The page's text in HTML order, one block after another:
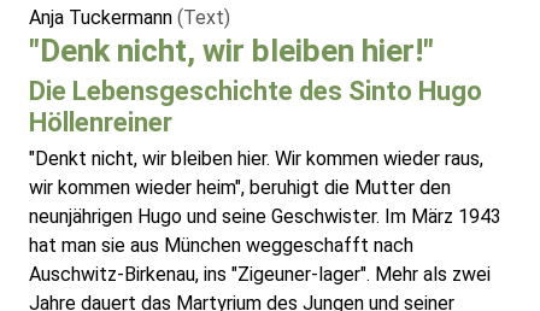
Anja Tuckermann (Text)
"Denk nicht, wir bleiben hier!"
Die Lebensgeschichte des Sinto Hugo
Höllenreiner
"Denkt nicht, wir bleiben hier. Wir kommen wieder raus,
wir kommen wieder heim", beruhigt die Mutter den
neunjährigen Hugo und seine Geschwister. Im März 1943
hat man sie aus München weggeschafft nach
Auschwitz-Birkenau, ins "Zigeuner-lager". Mehr als zwei
Jahre dauert das Martyrium des Jungen und seiner